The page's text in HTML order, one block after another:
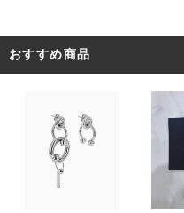
おすすめ商品